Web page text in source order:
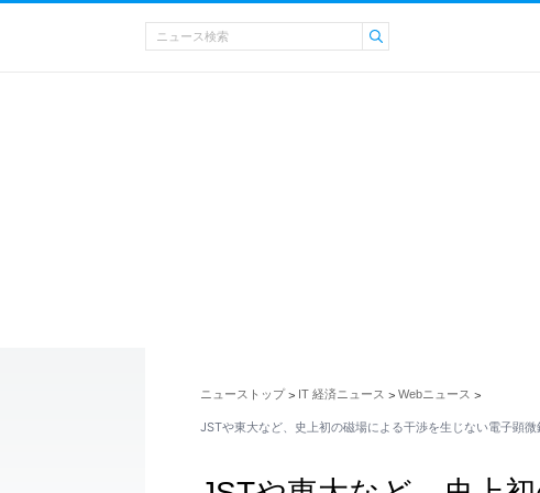
ニューストップ > IT 経済ニュース > Webニュース >
JSTや東大など、史上初の磁場による干渉を生じない電子顕微